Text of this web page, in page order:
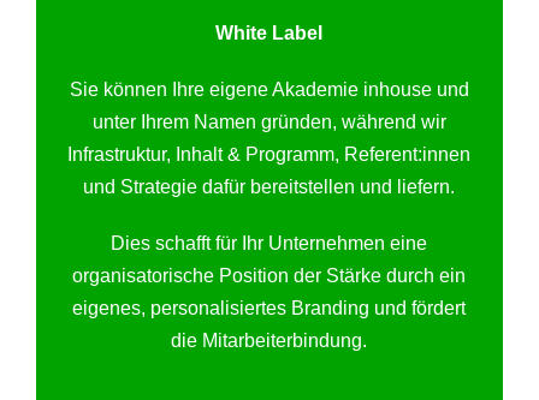
White Label
Sie können Ihre eigene Akademie inhouse und
unter Ihrem Namen gründen, während wir
Infrastruktur, Inhalt & Programm, Referent:innen
und Strategie dafür bereitstellen und liefern.
Dies schafft für Ihr Unternehmen eine
organisatorische Position der Stärke durch ein
eigenes, personalisiertes Branding und fördert
die Mitarbeiterbindung.